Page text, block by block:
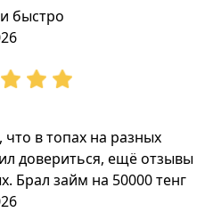
быстро
в топах на разных
довериться, ещё отзывы
Брал займ на 50000 тенг